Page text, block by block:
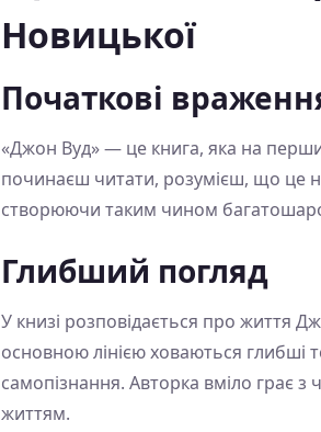
Новицької
Початкові
«Джон Вуд» — це книга, яка на
починаєш читати, розумієш, що це
створюючи таким чином
Глибший погляд
У книзі розповідається про життя
основною лінією ховаються глибші
самопізнання. Авторка вміло грає
життям.